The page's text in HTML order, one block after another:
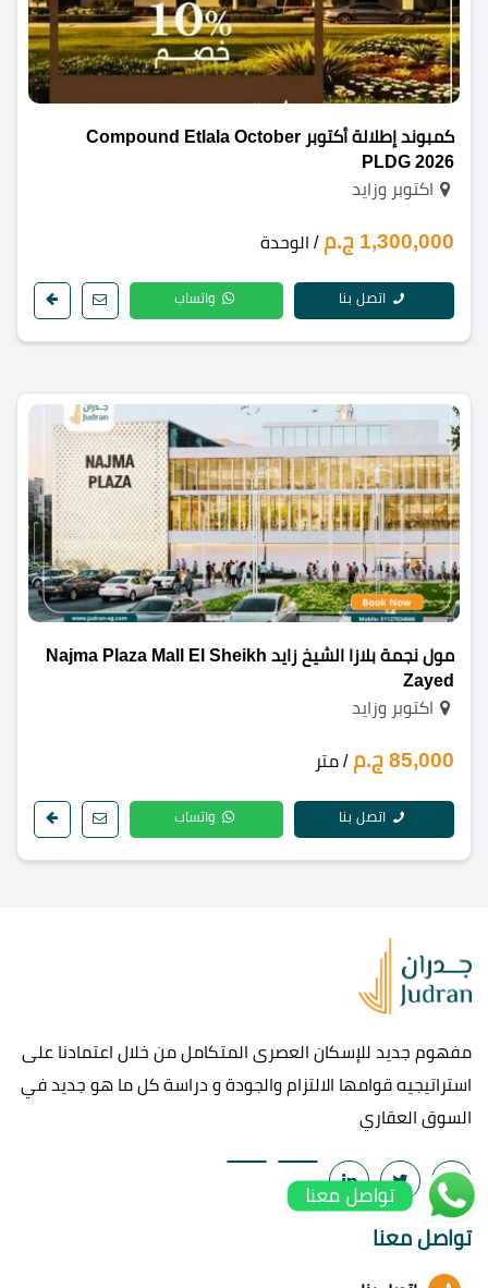
كمبوند إطلالة أكتوبر Compound Etlala October
PLDG 2026
اكتوبر وزايد
1,300,000 ج.م / الوحدة
اتصل بنا واتساب
مول نجمة بلازا الشيخ زايد Najma Plaza Mall El Sheikh
Zayed
اكتوبر وزايد
85,000 ج.م / متر
اتصل بنا واتساب
مفهوم جديد للإسكان العصرى المتكامل من خلال اعتمادنا على
استراتيجيه قوامها الالتزام والجودة و دراسة كل ما هو جديد في
السوق العقاري
تواصل معنا
تواصل معنا